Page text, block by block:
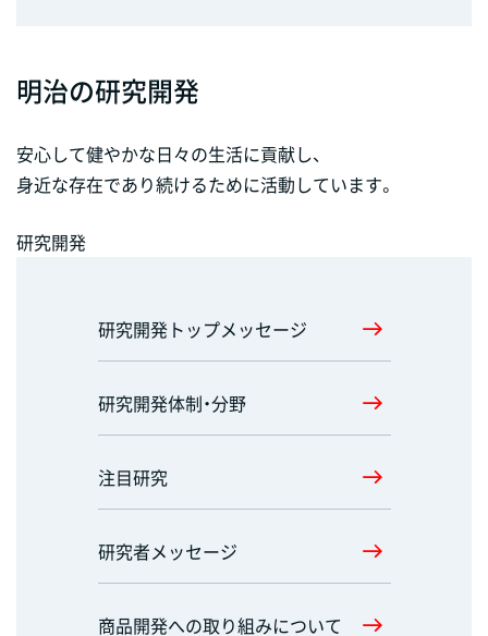
明治の研究開発
安心して健やかな日々の生活に貢献し、
身近な存在であり続けるために活動しています。
研究開発
研究開発トップメッセージ
研究開発体制・分野
注目研究
研究者メッセージ
商品開発への取り組みについて